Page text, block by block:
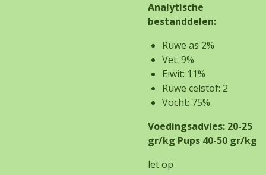
Analytische
bestanddelen:
Ruwe as 2%
Vet: 9%
Eiwit: 11%
Ruwe celstof: 2
Vocht: 75%
Voedingsadvies: 20-25
gr/kg Pups 40-50 gr/kg
let op